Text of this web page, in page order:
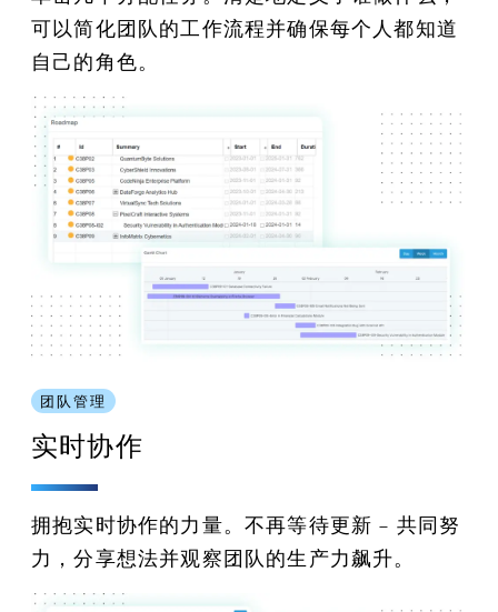
可以简化团队的工作流程并确保每个人都知道
自己的角色。
团队管理
实时协作
拥抱实时协作的力量。不再等待更新 - 共同努
力，分享想法并观察团队的生产力飙升。